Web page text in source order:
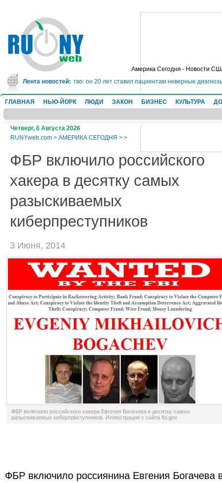
Америка Сегодня - Новости
Лента новостей:
10 лет за мошенничество: он 20 лет ставил пациентам неверные
ГЛАВНАЯ НЬЮ-ЙОРК ЛЮДИ ЗАКОН БИЗНЕС КУЛЬТУРА
Четверг, 6 Августа 2026
RUNYweb.com > АМЕРИКА СЕГОДНЯ > >
ФБР включило российского
хакера в десятку самых
разыскиваемых
киберпреступников
3 Июня, 2014
ФБР включило российского хакера Евгения Богачева в десятку самых
разыскиваемых киберпреступников. Иллюстрация с сайта fbi.gov
ФБР включило россиянина Евгения Богачева